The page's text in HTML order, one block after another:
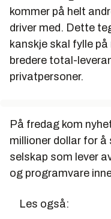
kommer på helt
driver med. Dette
kanskje skal fylle
bredere total-
privatpersoner.
På fredag kom
millioner dollar for å
selskap som lever
og programvare
Les også: